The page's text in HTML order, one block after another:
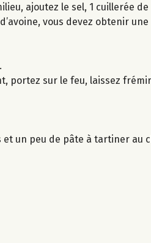
ajoutez le sel, 1 cuillerée
vous devez obtenir
portez sur le feu, laissez frémir
un peu de pâte à tartiner au